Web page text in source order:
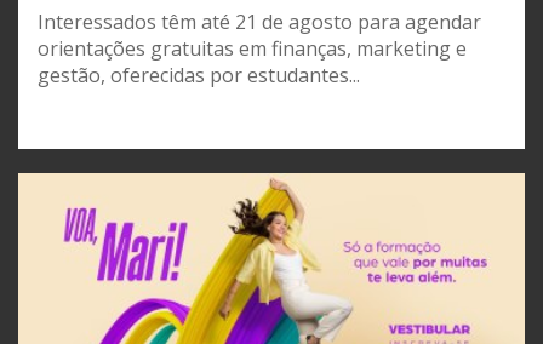
Interessados têm até 21 de agosto para agendar
orientações gratuitas em finanças, marketing e
gestão, oferecidas por estudantes...